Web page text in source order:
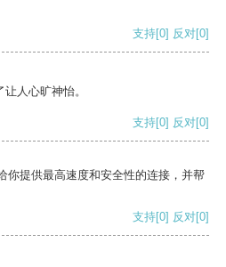
支持[0] 反对[0]
人心旷神怡。
支持[0] 反对[0]
你提供最高速度和安全性的连接，并帮
支持[0] 反对[0]